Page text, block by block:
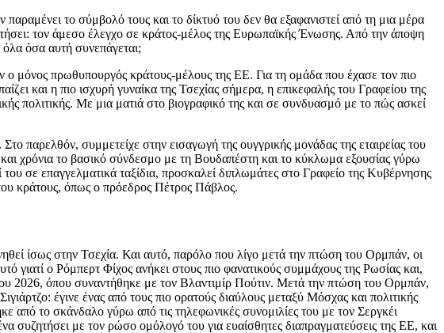
το σύμβολό τους και το δίκτυό του δεν θα εξαφανιστεί από τη μια μέρα
τον άμεσο έλεγχο σε κράτος-μέλος της Ευρωπαϊκής Ένωσης. Από την άποψη
όσα αυτή συνεπάγεται;
μόνος πρωθυπουργός κράτους-μέλους της ΕΕ. Για τη ομάδα που έχασε τον πιο
και η πιο ισχυρή γυναίκα της Τσεχίας σήμερα, η επικεφαλής του Γραφείου της
πολιτικής. Με μια ματιά στο βιογραφικό της και σε συνδυασμό με το πώς ασκεί
παρελθόν, συμμετείχε στην εισαγωγή της ουγγρικής μονάδας της εταιρείας του
χρόνια το βασικό σύνδεσμο με τη Βουδαπέστη και το κύκλωμα εξουσίας γύρω
σε επαγγελματικά ταξίδια, προσκαλεί διπλωμάτες στο Γραφείο της Κυβέρνησης
κράτους, όπως ο πρόεδρος Πέτρος Πάβλος.
ίσως στην Τσεχία. Και αυτό, παρόλο που λίγο μετά την πτώση του Ορμπάν, οι
γιατί ο Ρόμπερτ Φίχος ανήκει στους πιο φανατικούς συμμάχους της Ρωσίας και,
2026, όπου συναντήθηκε με τον Βλαντιμίρ Πούτιν. Μετά την πτώση του Ορμπάν,
έγινε ένας από τους πιο ορατούς διαύλους μεταξύ Μόσχας και πολιτικής
το σκάνδαλο γύρω από τις τηλεφωνικές συνομιλίες του με τον Σεργκέι
συζητήσει με τον ρώσο ομόλογό του για ευαίσθητες διαπραγματεύσεις της ΕΕ, και